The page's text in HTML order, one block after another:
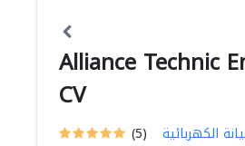
Alliance Technic
CV
(5) الكهربائية